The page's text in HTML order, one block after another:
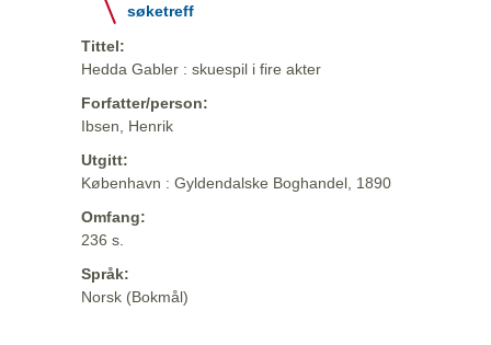
søketreff
Tittel:
Hedda Gabler : skuespil i fire akter
Forfatter/person:
Ibsen, Henrik
Utgitt:
København : Gyldendalske Boghandel, 1890
Omfang:
236 s.
Språk:
Norsk (Bokmål)